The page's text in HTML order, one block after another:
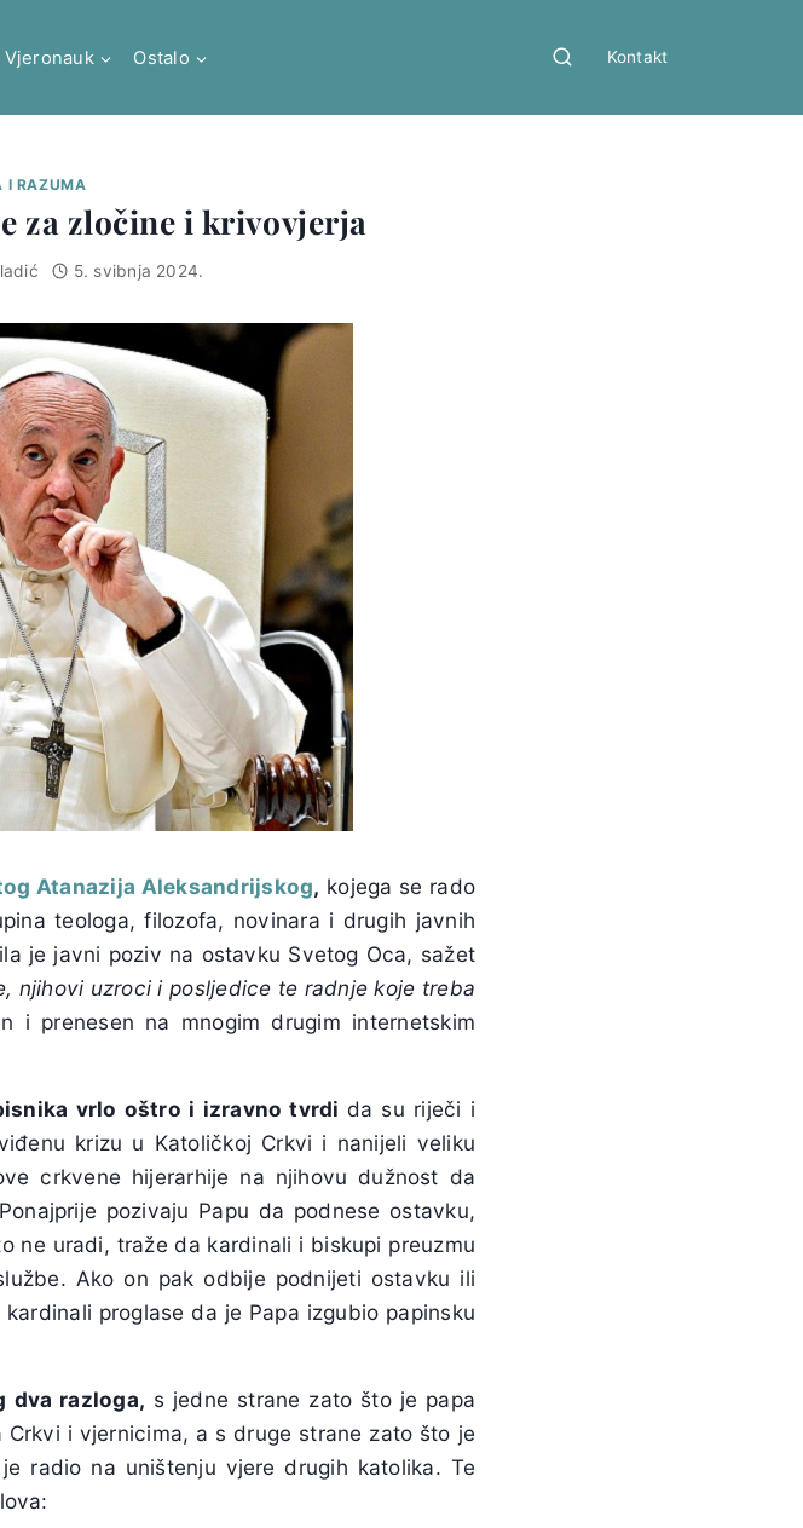
Vjeronauk Ostalo Kontakt
I RAZUMA
za zločine i krivovjerja
5. svibnja 2024.
Atanazija Aleksandrijskog, kojega se rado
teologa, filozofa, novinara i drugih javnih
je javni poziv na ostavku Svetog Oca, sažet
njihovi uzroci i posljedice te radnje koje treba
i prenesen na mnogim drugim internetskim
vrlo oštro i izravno tvrdi da su riječi i
krizu u Katoličkoj Crkvi i nanijeli veliku
crkvene hijerarhije na njihovu dužnost da
pozivaju Papu da podnese ostavku,
ne uradi, traže da kardinali i biskupi preuzmu
Ako on pak odbije podnijeti ostavku ili
proglase da je Papa izgubio papinsku
dva razloga, s jedne strane zato što je papa
i vjernicima, a s druge strane zato što je
radio na uništenju vjere drugih katolika. Te